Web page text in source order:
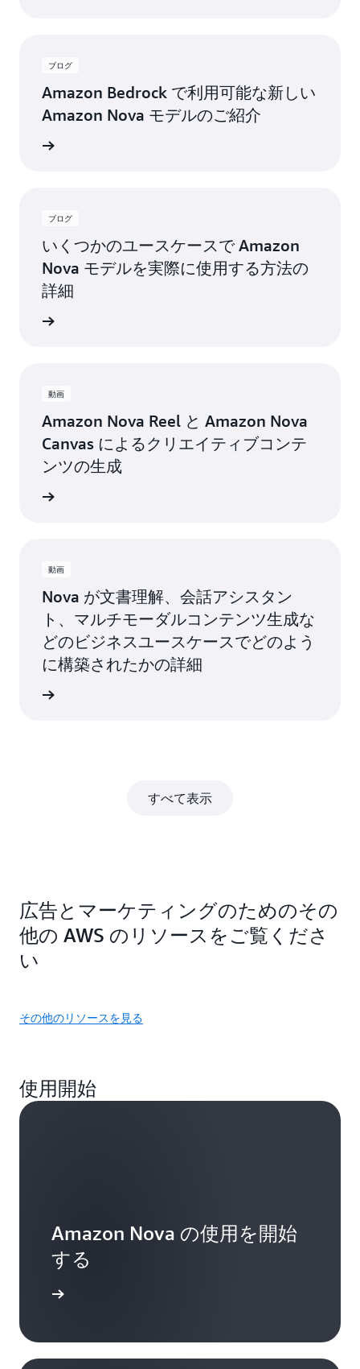
ブログ
Amazon Bedrock で利用可能な新しい
Amazon Nova モデルのご紹介
ブログ
いくつかのユースケースで Amazon
Nova モデルを実際に使用する方法の
詳細
動画
Amazon Nova Reel と Amazon Nova
Canvas によるクリエイティブコンテ
ンツの生成
動画
Nova が文書理解、会話アシスタン
ト、マルチモーダルコンテンツ生成な
どのビジネスユースケースでどのよう
に構築されたかの詳細
すべて表示
広告とマーケティングのためのその
他の AWS のリソースをご覧くださ
い
その他のリソースを見る
使用開始
Amazon Nova の使用を開始
する